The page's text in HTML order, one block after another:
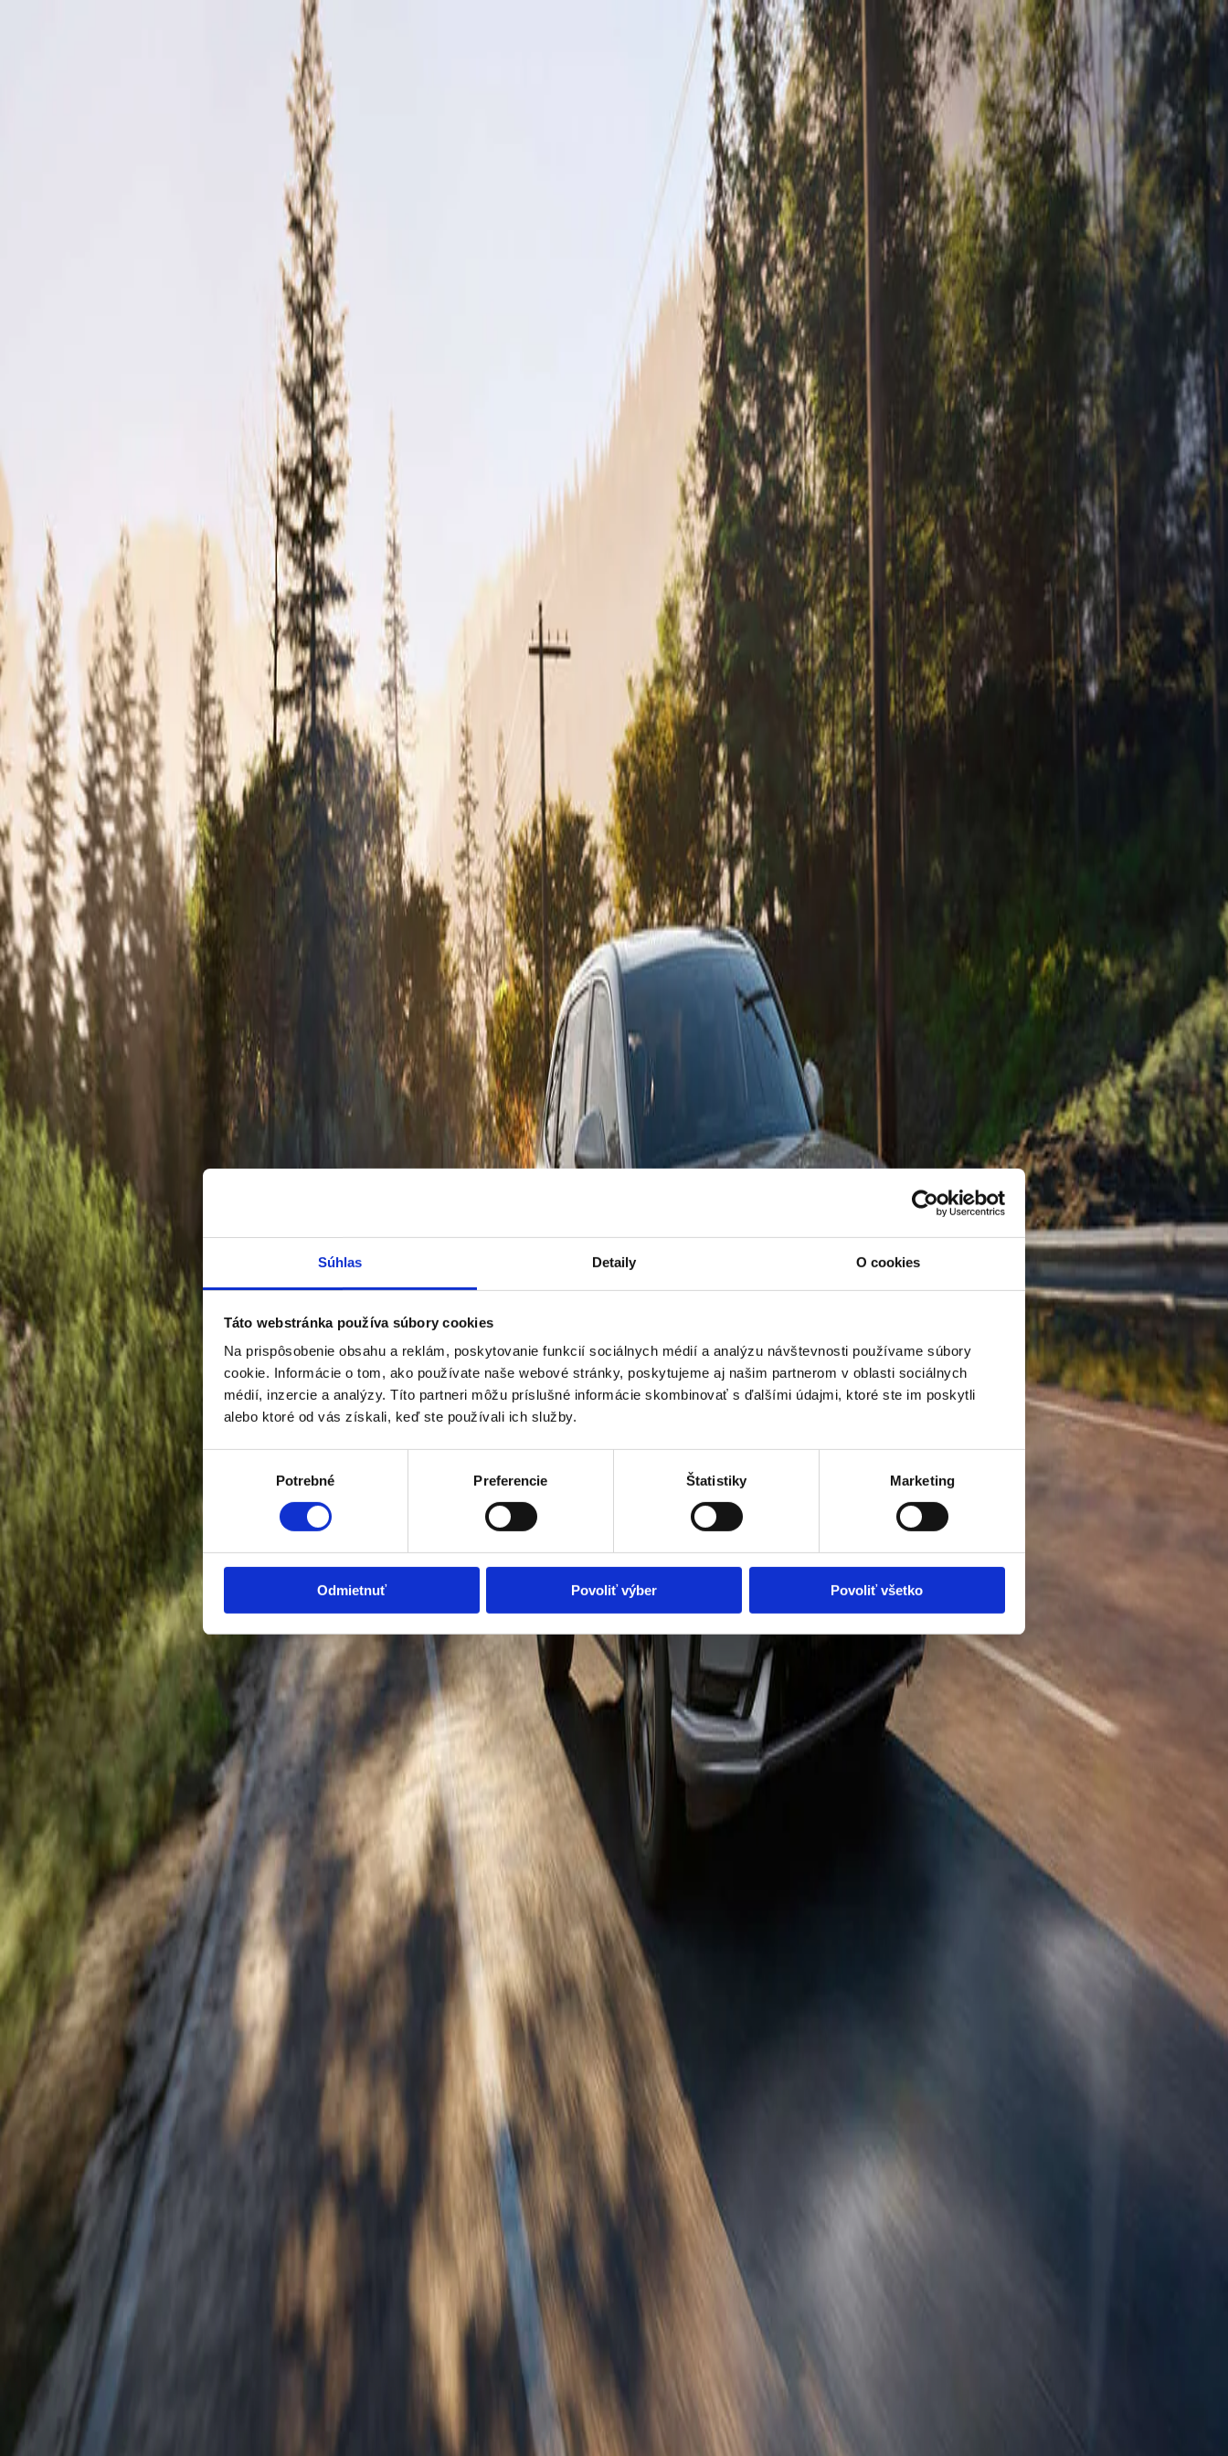
Súhlas Detaily O cookies
Táto webstránka používa súbory cookies
Na prispôsobenie obsahu a reklám, poskytovanie funkcií sociálnych médií a analýzu návštevnosti používame súbory
cookie. Informácie o tom, ako používate naše webové stránky, poskytujeme aj našim partnerom v oblasti sociálnych
médií, inzercie a analýzy. Títo partneri môžu príslušné informácie skombinovať s ďalšími údajmi, ktoré ste im poskytli
alebo ktoré od vás získali, keď ste používali ich služby.
Potrebné Preferencie Štatistiky Marketing
Odmietnuť Povoliť výber Povoliť všetko
HYBRID A PLUG-IN HYBRID
Konfigurátor
CR-V e:HEV a e:PHEV
Konfigurátor
Prehľad
Technické údaje
ZR-V e:HEV
HYBRID
PrehľadKonfigurátor
ZR-V e:HEV
Konfigurátor
Prehľad
Technické údaje
Nové HR-V e:HEV
HYBRID
PrehľadKonfigurátor
Nové HR-V e:HEV
Konfigurátor
Prehľad
Technické údaje
Civic e:HEV
HYBRID
Prehľad Konfigurátor
Civic e:HEV
Konfigurátor
Prehľad
Technické údaje
Civic Type R
BENZÍN
Prehľad Konfigurátor
Civic Type R
Konfigurátor
Prehľad
Technické údaje
Prelude
Prehľad
Konfigurátor
Prelude
Konfigurátor
Prehľad
Technické údaje
Jazz Crosstar e:HEV
HYBRID
Prehľad
Konfigurátor
Konfigurátor
Technické údaje
Jazz e:HEV
HYBRID
Prehľad
Konfigurátor
Jazz e:HEV
Konfigurátor
Prehľad
Technické údaje
OMNIA MOTORS, a.s.
821 01 Bratislava
Predaj a služby
Predaj vozidiel
Motocykle